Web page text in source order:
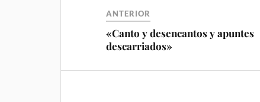
ANTERIOR
«Canto y desencantos y apuntes
descarriados»